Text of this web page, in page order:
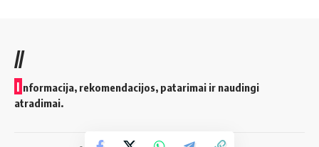
//
I nformacija, rekomendacijos, patarimai ir naudingi
atradimai.